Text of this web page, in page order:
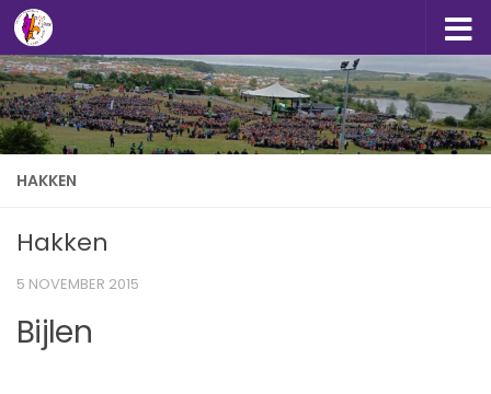
Doorgaan naar inhoud
HAKKEN
Hakken
5 NOVEMBER 2015
Bijlen